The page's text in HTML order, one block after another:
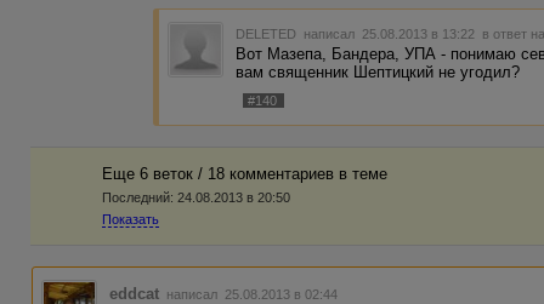
DELETED написал 25.08.2013 в 13:22 в ответ
Вот Мазепа, Бандера, УПА - понимаю
вам священник Шептицкий не угодил?
#140
Еще 6 веток / 18 комментариев в темe
Последний: 24.08.2013 в 20:50
Показать
eddcat написал 25.08.2013 в 02:44